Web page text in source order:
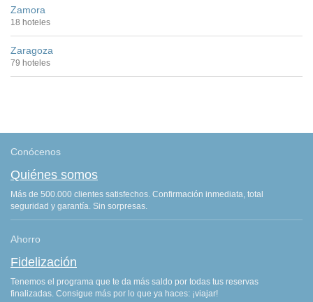
Zamora
18 hoteles
Zaragoza
79 hoteles
Conócenos
Quiénes somos
Más de 500.000 clientes satisfechos. Confirmación inmediata, total
seguridad y garantía. Sin sorpresas.
Ahorro
Fidelización
Tenemos el programa que te da más saldo por todas tus reservas
finalizadas. Consigue más por lo que ya haces: ¡viajar!